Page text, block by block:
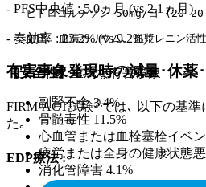
- ヒドロコルチゾン 50mg/日 (20-20-
- 血圧､ 血清カリウム､ 血漿レニン活性
有害事象発現時の減量･休薬
FIRM-ACT試験²⁾では､ 以下の基
た｡
EDP療法:
- PFS中央値 : 5.0ヵ月 (vs 2.1ヵ月)
- 奏効率 : 23.2% (vs 9.2%)
【安全性】重篤な有害事象
副腎不全 3.4%
骨髄毒性 11.5%
心血管または血栓塞栓イベ
疲労または全身の健康状態
消化管障害 4.1%